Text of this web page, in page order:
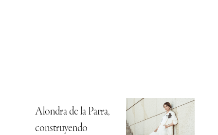
Alondra de la Parra,
construyendo